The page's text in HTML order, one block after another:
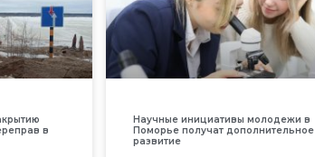
в
Научные инициативы молодежи в
Поморье получат дополнительное
развитие